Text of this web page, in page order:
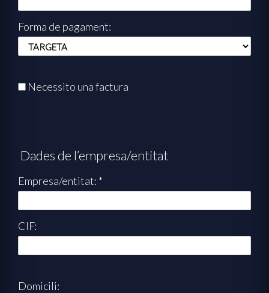
Forma de pagament:
Necessito una factura
Dades de l’empresa/entitat
Empresa/entitat: *
CIF:
Domicili: